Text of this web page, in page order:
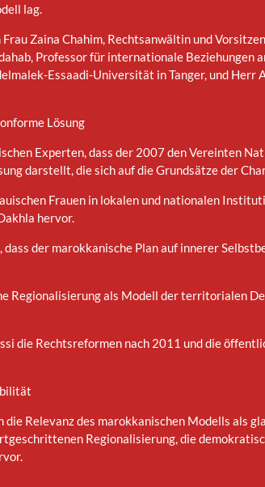
lag.
Zaina Chahim, Rechtsanwältin und
Professor für internationale Beziehungen
Essaadi-Universität in Tanger, und
Lösung
Experten, dass der 2007 den Vereinten
darstellt, die sich auf die Grundsätze der
Frauen in lokalen und nationalen
hervor.
der marokkanische Plan auf innerer
Regionalisierung als Modell der territorialen
die Rechtsreformen nach 2011 und die
Relevanz des marokkanischen Modells als
Regionalisierung, die